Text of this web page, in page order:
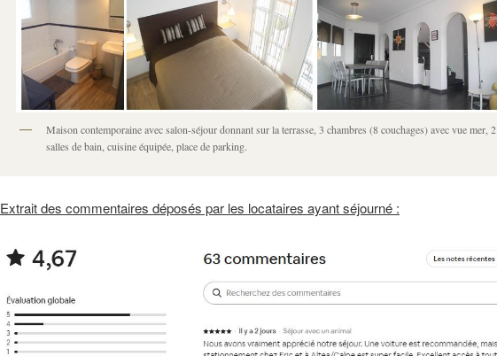
Maison contemporaine avec salon-séjour donnant sur la terrasse, 3 chambres (8 couchages) avec vue mer, 2
salles de bain, cuisine équipée, place de parking.
Extrait des commentaires déposés par les locataires ayant séjourné :